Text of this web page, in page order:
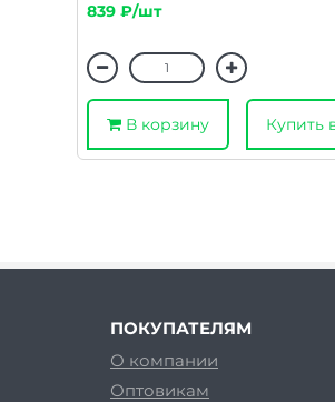
839 ₽/шт
В корзину Купить
ПОКУПАТЕЛЯМ
О компании
Оптовикам